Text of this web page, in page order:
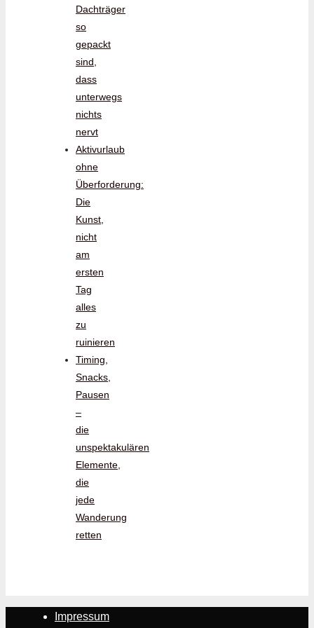
Dachträger
so
gepackt
sind,
dass
unterwegs
nichts
nervt
Aktivurlaub
ohne
Überforderung:
Die
Kunst,
nicht
am
ersten
Tag
alles
zu
ruinieren
Timing,
Snacks,
Pausen
–
die
unspektakulären
Elemente,
die
jede
Wanderung
retten
Impressum